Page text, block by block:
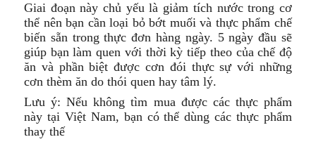
Giai đoạn này chủ yếu là giảm tích nước trong cơ
thể nên bạn cần loại bỏ bớt muối và thực phẩm chế
biến sẵn trong thực đơn hàng ngày. 5 ngày đầu sẽ
giúp bạn làm quen với thời kỳ tiếp theo của chế độ
ăn và phần biệt được cơn đói thực sự với những
cơn thèm ăn do thói quen hay tâm lý.
Lưu ý: Nếu không tìm mua được các thực phẩm
này tại Việt Nam, bạn có thể dùng các thực phẩm
thay thế